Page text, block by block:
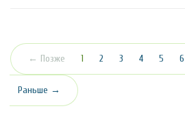
← Позже 1 (текущая)
2 3 4 5 6
Раньше →